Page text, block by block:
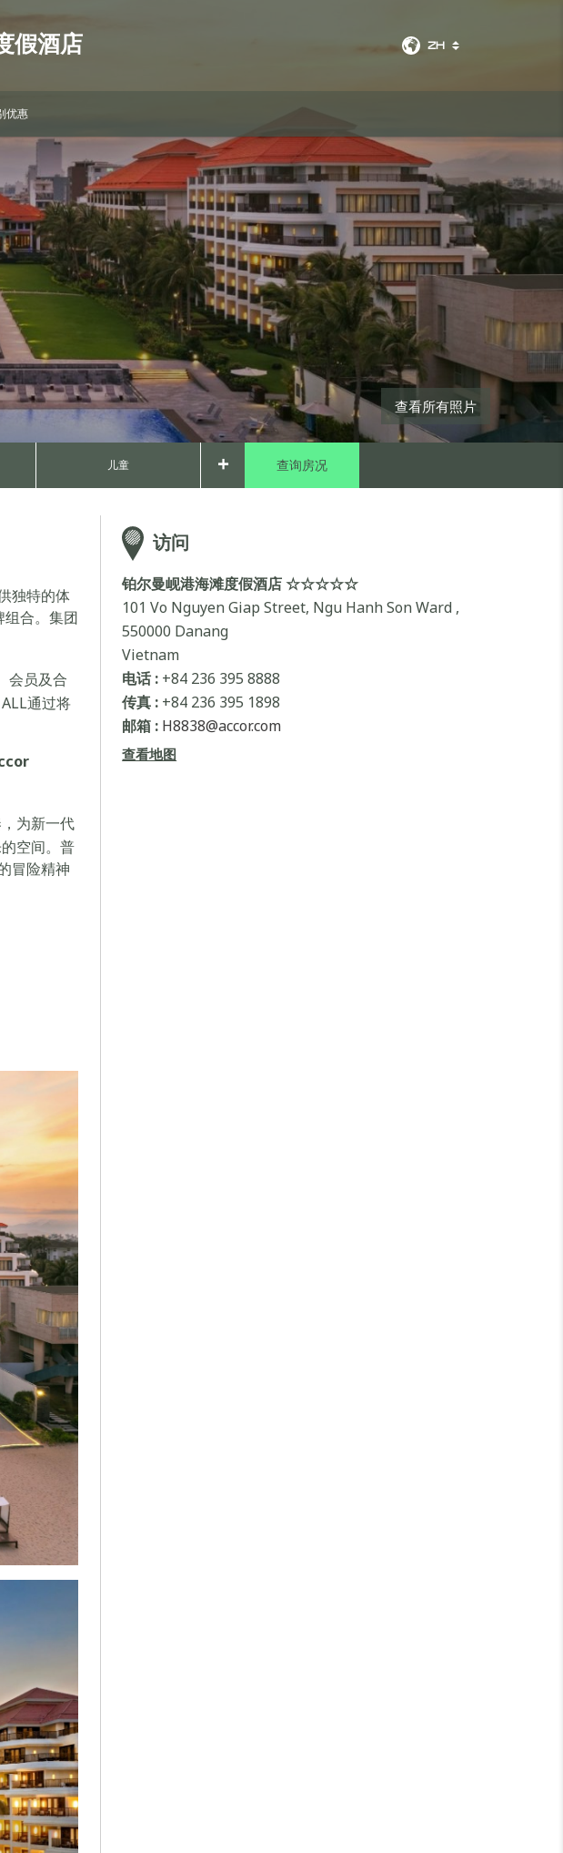
假酒店 ZH
优惠
预定房间
查看所有照片
儿童 +
独特的体
合。集团
会员及合
通过将
为新一代
空间。普
冒险精神
访问
铂尔曼岘港海滩度假酒店 ☆☆☆☆☆
101 Vo Nguyen Giap Street, Ngu Hanh Son Ward ,
550000 Danang
Vietnam
电话 : +84 236 395 8888
传真 : +84 236 395 1898
邮箱 : H8838@accor.com
查看地图